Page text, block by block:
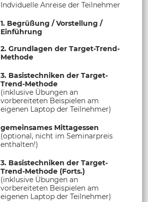
Indviduelle Anreise der Teilnehmer
1. Begrüßung / Vorstellung /
Einführung
2. Grundlagen der Target-Trend-
Methode
3. Basistechniken der Target-
Trend-Methode
(inklusive Übungen an
vorbereiteten Beispielen am
eigenen Laptop der Teilnehmer)
gemeinsames Mittagessen
(optional, nicht im Seminarpreis
enthalten!)
3. Basistechniken der Target-
Trend-Methode (Forts.)
(inklusive Übungen an
vorbereiteten Beispielen am
eigenen Laptop der Teilnehmer)